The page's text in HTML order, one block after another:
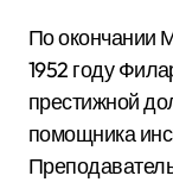
По окончании
1952 году
престижной
помощника